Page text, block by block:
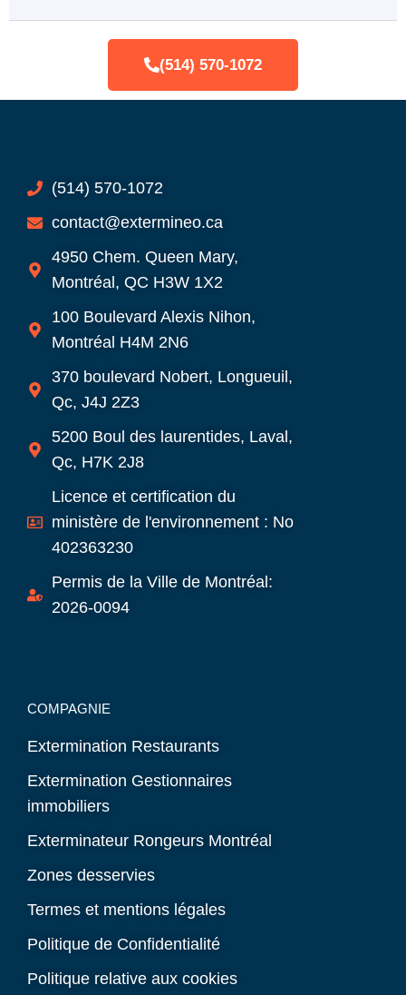
(514) 570-1072
(514) 570-1072
contact@extermineo.ca
4950 Chem. Queen Mary,
Montréal, QC H3W 1X2
100 Boulevard Alexis Nihon,
Montréal H4M 2N6
370 boulevard Nobert, Longueuil,
Qc, J4J 2Z3
5200 Boul des laurentides, Laval,
Qc, H7K 2J8
Licence et certification du
ministère de l'environnement : No
402363230
Permis de la Ville de Montréal:
2026-0094
COMPAGNIE
Extermination Restaurants
Extermination Gestionnaires
immobiliers
Exterminateur Rongeurs Montréal
Zones desservies
Termes et mentions légales
Politique de Confidentialité
Politique relative aux cookies